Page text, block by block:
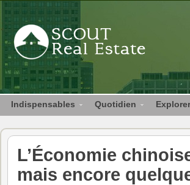
Indispensables Quotidien Explorer
L’Économie
mais encore